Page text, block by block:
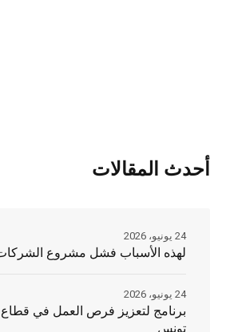
أحدث المقالات
لهذه الأسباب فشل مشروع الشركات
24 يونيو، 2026
برنامج لتعزيز فرص العمل في
24 يونيو، 2026